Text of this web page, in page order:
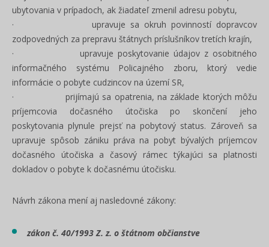
ubytovania v prípadoch, ak žiadateľ zmenil adresu pobytu,
· upravuje sa okruh povinností dopravcov
zodpovedných za prepravu štátnych príslušníkov tretích krajín,
· upravuje poskytovanie údajov z osobitného
informačného systému Policajného zboru, ktorý vedie
informácie o pobyte cudzincov na území SR,
· prijímajú sa opatrenia, na základe ktorých môžu
príjemcovia dočasného útočiska po skončení jeho
poskytovania plynule prejsť na pobytový status. Zároveň sa
upravuje spôsob zániku práva na pobyt bývalých príjemcov
dočasného útočiska a časový rámec týkajúci sa platnosti
dokladov o pobyte k dočasnému útočisku.
Návrh zákona mení aj nasledovné zákony:
zákon č. 40/1993 Z. z. o štátnom občianstve